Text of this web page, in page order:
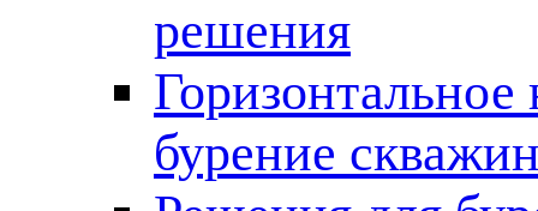
решения
Горизонтальное
бурение